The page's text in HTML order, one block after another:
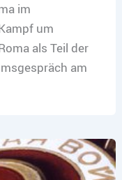
im
um
als Teil der
am